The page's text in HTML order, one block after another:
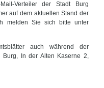
Verteiler der Stadt Burg
auf dem aktuellen Stand der
melden Sie sich bitte unter
auch während der
Burg, In der Alten Kaserne 2,